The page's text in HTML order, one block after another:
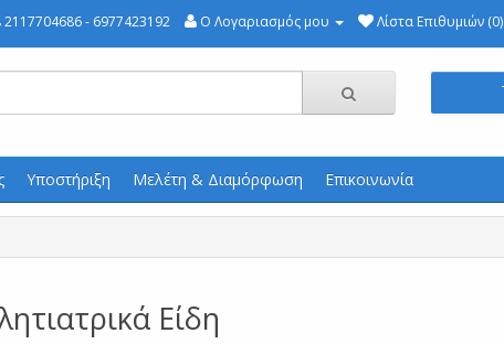
2117704686 - 6977423192 Ο Λογαριασμός μου Λίστα Επιθυμιών (0)
Υποστήριξη Μελέτη & Διαμόρφωση Επικοινωνία
Είδη